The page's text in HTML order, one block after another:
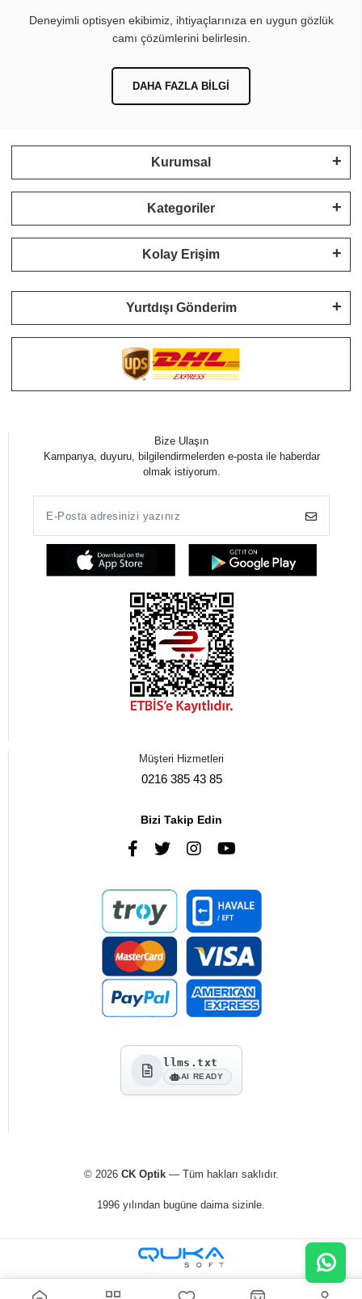
Deneyimli optisyen ekibimiz, ihtiyaçlarınıza en uygun gözlük
camı çözümlerini belirlesin.
DAHA FAZLA BILGI
Kurumsal
Kategoriler
Kolay Erişim
Yurtdışı Gönderim
Bize Ulaşın
Kampanya, duyuru, bilgilendirmelerden e-posta ile haberdar
olmak istiyorum.
Müşteri Hizmetleri
0216 385 43 85
Bizi Takip Edin
llms.txt
AI READY
© 2026 CK Optik— Tüm hakları saklıdır.
1996 yılından bugüne daima sizinle.